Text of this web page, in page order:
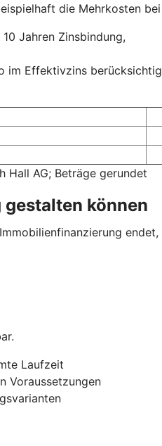
die Mehrkosten
Jahren Zinsbindung,
im Effektivzins
Hall AG; Beträge gerundet
können
Laufzeit
Voraussetzungen